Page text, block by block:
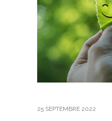
25 SEPTEMBRE 2022